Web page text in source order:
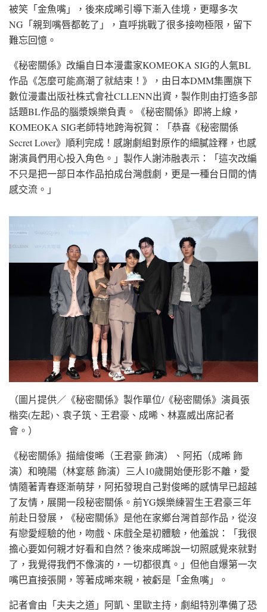
被笑「金魚嘴」，後來成晞引導下漸入佳境，更曝多次
NG「親到嘴唇都乾了」，直呼挑戰了很多接吻極限，留下
難忘回憶。
《秘密關係》改編自日本漫畫家KOMEOKA SIG的人氣BL
作品《怎麼可能高潮了就結束！》，由日本DMM集團旗下
數位漫畫出版社株式會社CLLENN出資，製作則由打造多部
話題BL作品的腦漿娛樂負責。《秘密關係》即將上線，
KOMEOKA SIG老師特地跨海祝賀：「恭喜《秘密關係
Secret Lover》順利完成！感謝劇組對原作的細膩詮釋，也感
謝演員們用心投入角色。」製作人謝沛融表示：「這次改編
不只是把一部日本作品拍成台灣戲劇，更是一種台日間的情
感交流。」
（圖片提供／《秘密關係》製作單位/《秘密關係》演員張
楷奕(左起)、袁子筑、王君豪、成晞、林嘉威出席記者
會。）
《秘密關係》描繪俊晞（王君豪 飾演）、阿拓（成晞 飾
演）和曉陽（林宴慈 飾演）三人10歲開始便形影不離，愛
情隨著青春逐漸萌芽，阿拓發現自己對俊晞的感情早已超越
了友情，展開一段秘密關係。前YG娛樂練習生王君豪三年
前赴日發展，《秘密關係》是他在家鄉台灣首部作品，從沒
有戀愛經驗的他，吻戲、床戲全是初體驗，他羞說：「我很
擔心要如何親才好看和自然？後來成晞說一切照感覺來就對
了，我覺得我們不像演的，一切都很真。」但他自爆第一次
嘴巴直接張開，等著成晞來親，被虧是「金魚嘴」。
記者會由「夫夫之道」阿凱、里歐主持，劇組特別準備了恐